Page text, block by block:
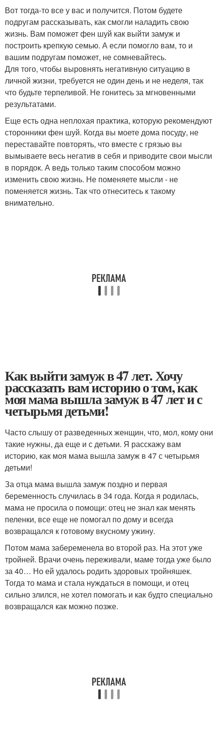
Вот тогда-то все у вас и получится. Потом будете
подругам рассказывать, как смогли наладить свою
жизнь. Вам поможет фен шуй как выйти замуж и
построить крепкую семью. А если помогло вам, то и
вашим подругам поможет, не сомневайтесь.
Для того, чтобы выровнять негативную ситуацию в
личной жизни, требуется не один день и не неделя, так
что будьте терпеливой. Не гонитесь за мгновенными
результатами.
Еще есть одна неплохая практика, которую рекомендуют
сторонники фен шуй. Когда вы моете дома посуду, не
переставайте повторять, что вместе с грязью вы
вымываете весь негатив в себя и приводите свои мысли
в порядок. А ведь только таким способом можно
изменить свою жизнь. Не поменяете мысли - не
поменяется жизнь. Так что отнеситесь к такому
внимательно.
Как выйти замуж в 47 лет. Хочу
рассказать вам историю о том, как
моя мама вышла замуж в 47 лет и с
четырьмя детьми!
Часто слышу от разведенных женщин, что, мол, кому они
такие нужны, да еще и с детьми. Я расскажу вам
историю, как моя мама вышла замуж в 47 с четырьмя
детьми!
За отца мама вышла замуж поздно и первая
беременность случилась в 34 года. Когда я родилась,
мама не просила о помощи: отец не знал как менять
пеленки, все еще не помогал по дому и всегда
возвращался к готовому вкусному ужину.
Потом мама забеременела во второй раз. На этот уже
тройней. Врачи очень переживали, маме тогда уже было
за 40… Но ей удалось родить здоровых тройняшек.
Тогда то мама и стала нуждаться в помощи, и отец
сильно злился, не хотел помогать и как будто специально
возвращался как можно позже.